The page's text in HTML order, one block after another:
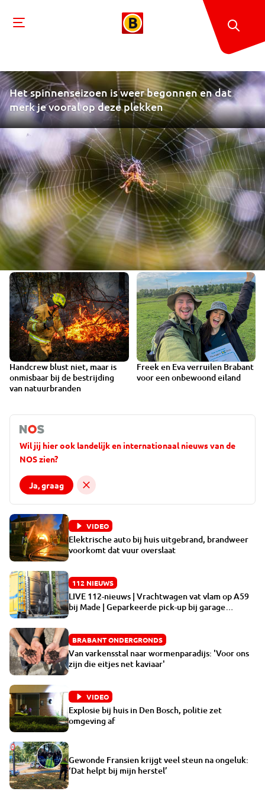
Het spinnenseizoen is weer begonnen en dat
merk je vooral op deze plekken
Handcrew blust niet, maar is
onmisbaar bij de bestrijding
van natuurbranden
DOCUMENTAIRE
Freek en Eva verruilen Brabant
voor een onbewoond eiland
Wil jij hier ook landelijk en internationaal nieuws van de
NOS zien?
Ja, graag
VIDEO
Elektrische auto bij huis uitgebrand, brandweer
voorkomt dat vuur overslaat
112 NIEUWS
LIVE 112-nieuws | Vrachtwagen vat vlam op A59
bij Made | Geparkeerde pick-up bij garage
BRABANT ONDERGRONDS
Van varkensstal naar wormenparadijs: 'Voor ons
zijn die eitjes net kaviaar'
VIDEO
Explosie bij huis in Den Bosch, politie zet
omgeving af
Gewonde Fransien krijgt veel steun na ongeluk:
‘Dat helpt bij mijn herstel’